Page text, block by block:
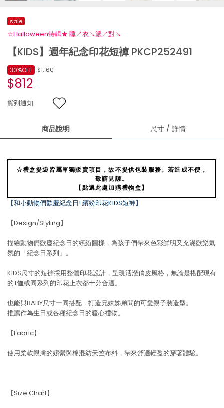
sale
☆Halloween特輯★ 睡↗衣↘派↗對↘
【KIDS】週年紀念印花短褲 PKCP252491
$1,160
$812
30%OFF
貨到通知
商品說明 尺寸 / 詳情
☆禮盒提袋皆屬單獨販賣項目，故不提供包裝服務。若造成不便，
敬請見諒。
【點選此處加購禮物盒】
【和小動物們歡慶紀念日! 繽紛印花KIDS短褲】
【Design/Styling】
描繪動物們歡慶紀念日的繽紛圖樣，為孩子們帶來色彩鮮明又充滿歡樂氣
氛的「紀念日系列」。
KIDS尺寸的短褲採用整體印花設計，呈現活潑俏皮風格，無論是搭配現有
的T恤或同系列的印花上衣都十分合適。
也能與BABY尺寸一同搭配，打造兄妹姊弟間的可愛親子裝造型。
推薦作為生日或各種紀念日的暖心禮物。
【Fabric】
使用柔軟親膚的嫘縈與棉混紡天竺布料，帶來舒適輕盈的穿著體驗。
【Size Chart】